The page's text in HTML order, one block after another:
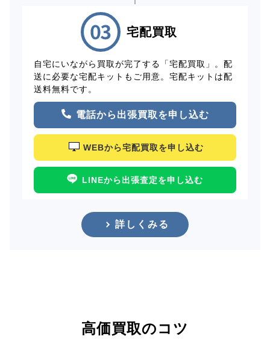
宅配買取
自宅にいながら買取が完了する「宅配買取」。配
送に必要な宅配キットもご用意。宅配キットは配
送料無料です。
電話から出張買取を申し込む
WEBから宅配買取を申し込む
LINEから出張査定を申し込む
詳しくみる
高価買取のコツ